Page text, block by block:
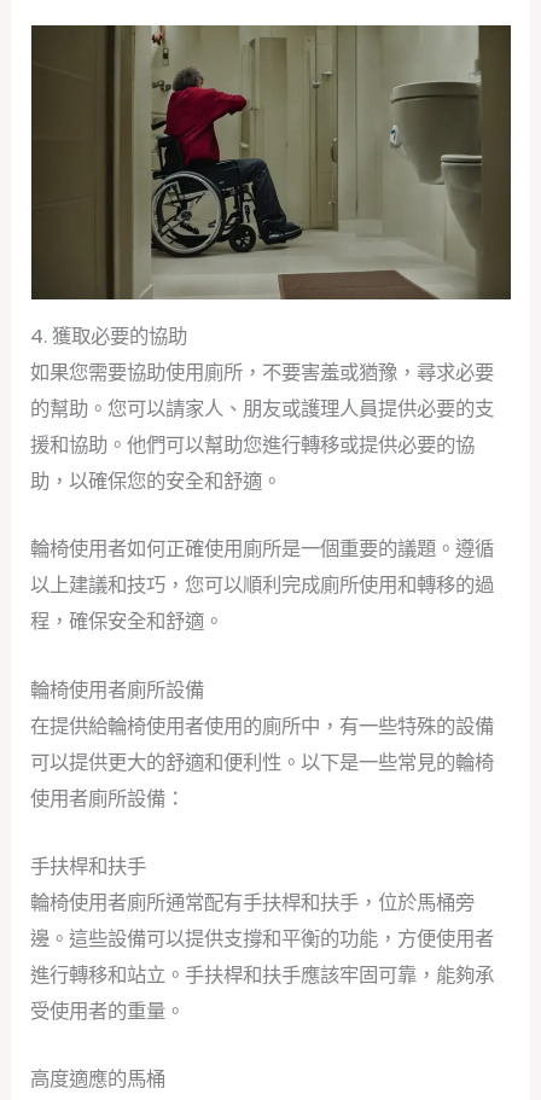
4. 獲取必要的協助
如果您需要協助使用廁所，不要害羞或猶豫，尋求必要
的幫助。您可以請家人、朋友或護理人員提供必要的支
援和協助。他們可以幫助您進行轉移或提供必要的協
助，以確保您的安全和舒適。
輪椅使用者如何正確使用廁所是一個重要的議題。遵循
以上建議和技巧，您可以順利完成廁所使用和轉移的過
程，確保安全和舒適。
輪椅使用者廁所設備
在提供給輪椅使用者使用的廁所中，有一些特殊的設備
可以提供更大的舒適和便利性。以下是一些常見的輪椅
使用者廁所設備：
手扶桿和扶手
輪椅使用者廁所通常配有手扶桿和扶手，位於馬桶旁
邊。這些設備可以提供支撐和平衡的功能，方便使用者
進行轉移和站立。手扶桿和扶手應該牢固可靠，能夠承
受使用者的重量。
高度適應的馬桶